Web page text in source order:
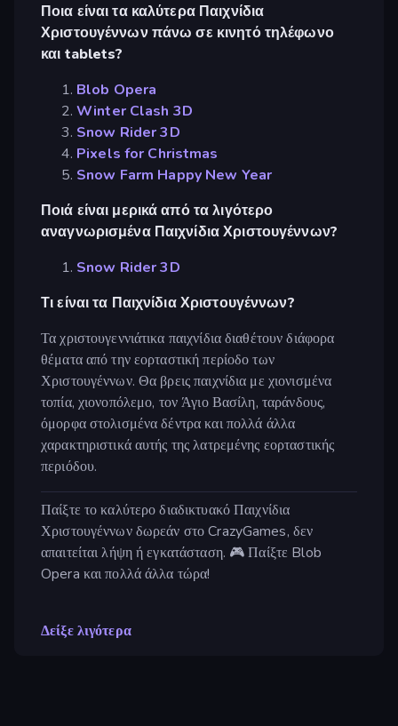
Ποια είναι τα καλύτερα Παιχνίδια
Χριστουγέννων πάνω σε κινητό τηλέφωνο
και tablets?
Blob Opera
Winter Clash 3D
Snow Rider 3D
Pixels for Christmas
Snow Farm Happy New Year
Ποιά είναι μερικά από τα λιγότερο
αναγνωρισμένα Παιχνίδια Χριστουγέννων?
Snow Rider 3D
Τι είναι τα Παιχνίδια Χριστουγέννων?
Τα χριστουγεννιάτικα παιχνίδια διαθέτουν διάφορα
θέματα από την εορταστική περίοδο των
Χριστουγέννων. Θα βρεις παιχνίδια με χιονισμένα
τοπία, χιονοπόλεμο, τον Άγιο Βασίλη, ταράνδους,
όμορφα στολισμένα δέντρα και πολλά άλλα
χαρακτηριστικά αυτής της λατρεμένης εορταστικής
περιόδου.
Παίξτε το καλύτερο διαδικτυακό Παιχνίδια
Χριστουγέννων δωρεάν στο CrazyGames, δεν
απαιτείται λήψη ή εγκατάσταση. 🎮 Παίξτε Blob
Opera και πολλά άλλα τώρα!
Δείξε λιγότερα